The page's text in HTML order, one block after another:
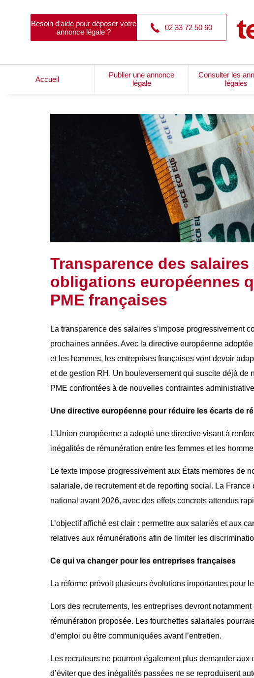
Besoin d’aide pour déposer votre
annonce légale ?
02 33 72 50 60
Accueil
Publier une annonce
légale
Consulter les
légales
Transparence des
obligations européennes
PME françaises
La transparence des salaires s’impose progressivement
prochaines années. Avec la directive européenne
et les hommes, les entreprises françaises vont devoir
et de gestion RH. Un bouleversement qui suscite déjà de
PME confrontées à de nouvelles contraintes
Une directive européenne pour réduire les écarts de
L’Union européenne a adopté une directive visant à
inégalités de rémunération entre les femmes et les
Le texte impose progressivement aux États membres de
salariale, de recrutement et de reporting social. La
national avant 2026, avec des effets concrets attendus
L’objectif affiché est clair : permettre aux salariés et aux
relatives aux rémunérations afin de limiter les
Ce qui va changer pour les entreprises françaises
La réforme prévoit plusieurs évolutions importantes pour
Lors des recrutements, les entreprises devront
rémunération proposée. Les fourchettes salariales
d’emploi ou être communiquées avant l’entretien.
Les recruteurs ne pourront également plus demander
d’éviter que des inégalités passées ne se reproduisent